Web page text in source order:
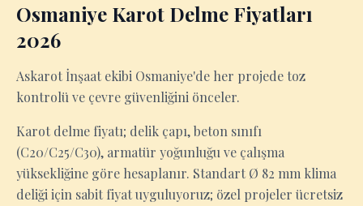
Osmaniye Karot Delme Fiyatları
2026
Askarot İnşaat ekibi Osmaniye'de her projede toz
kontrolü ve çevre güvenliğini önceler.
Karot delme fiyatı; delik çapı, beton sınıfı
(C20/C25/C30), armatür yoğunluğu ve çalışma
yüksekliğine göre hesaplanır. Standart Ø 82 mm klima
deliği için sabit fiyat uyguluyoruz; özel projeler ücretsiz